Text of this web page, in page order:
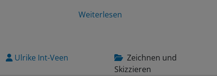
Weiterlesen
Ulrike Int-Veen
Zeichnen und
Skizzieren